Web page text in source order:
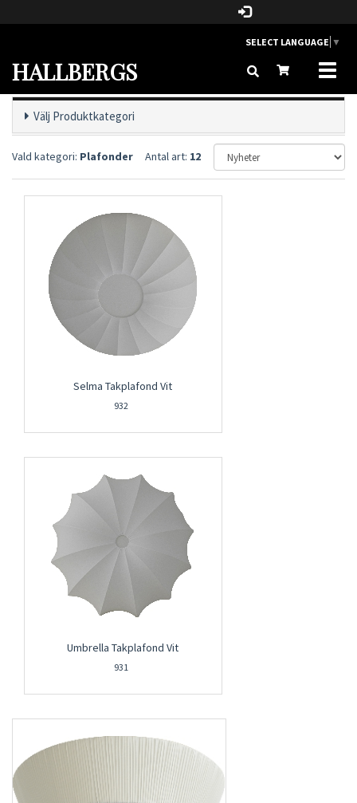
SELECT LANGUAGE ▼
HALLBERGS
Välj Produktkategori
Vald kategori: Plafonder Antal art: 12
Selma Takplafond Vit
932
Umbrella Takplafond Vit
931